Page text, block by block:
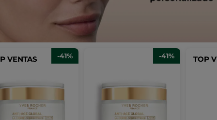
VENTAS -41% -41% TOP